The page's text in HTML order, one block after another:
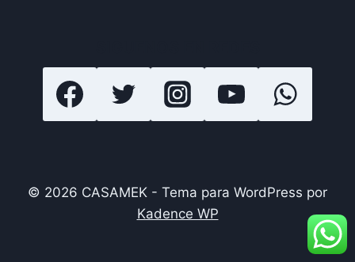
© 2026 CASAMEK - Tema para WordPress por
Kadence WP